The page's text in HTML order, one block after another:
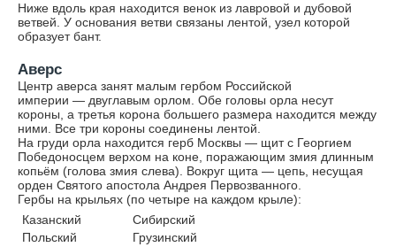
Ниже вдоль края находится венок из лавровой и дубовой
ветвей. У основания ветви связаны лентой, узел которой
образует бант.
Аверс
Центр аверса занят малым гербом Российской
империи — двуглавым орлом. Обе головы орла несут
короны, а третья корона большего размера находится между
ними. Все три короны соединены лентой.
На груди орла находится герб Москвы — щит с Георгием
Победоносцем верхом на коне, поражающим змия длинным
копьём (голова змия слева). Вокруг щита — цепь, несущая
орден Святого апостола Андрея Первозванного.
Гербы на крыльях (по четыре на каждом крыле):
Казанский
Польский
Сибирский
Грузинский